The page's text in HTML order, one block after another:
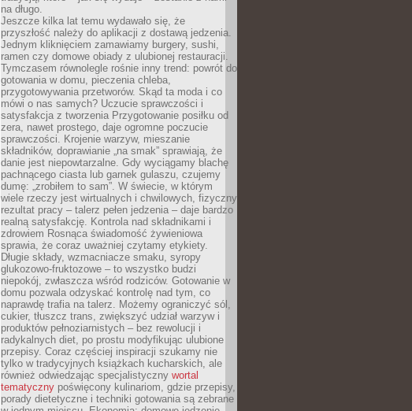
na długo.
Jeszcze kilka lat temu wydawało się, że
przyszłość należy do aplikacji z dostawą jedzenia.
Jednym kliknięciem zamawiamy burgery, sushi,
ramen czy domowe obiady z ulubionej restauracji.
Tymczasem równolegle rośnie inny trend: powrót do
gotowania w domu, pieczenia chleba,
przygotowywania przetworów. Skąd ta moda i co
mówi o nas samych? Uczucie sprawczości i
satysfakcja z tworzenia Przygotowanie posiłku od
zera, nawet prostego, daje ogromne poczucie
sprawczości. Krojenie warzyw, mieszanie
składników, doprawianie „na smak” sprawiają, że
danie jest niepowtarzalne. Gdy wyciągamy blachę
pachnącego ciasta lub garnek gulaszu, czujemy
dumę: „zrobiłem to sam”. W świecie, w którym
wiele rzeczy jest wirtualnych i chwilowych, fizyczny
rezultat pracy – talerz pełen jedzenia – daje bardzo
realną satysfakcję. Kontrola nad składnikami i
zdrowiem Rosnąca świadomość żywieniowa
sprawia, że coraz uważniej czytamy etykiety.
Długie składy, wzmacniacze smaku, syropy
glukozowo-fruktozowe – to wszystko budzi
niepokój, zwłaszcza wśród rodziców. Gotowanie w
domu pozwala odzyskać kontrolę nad tym, co
naprawdę trafia na talerz. Możemy ograniczyć sól,
cukier, tłuszcz trans, zwiększyć udział warzyw i
produktów pełnoziarnistych – bez rewolucji i
radykalnych diet, po prostu modyfikując ulubione
przepisy. Coraz częściej inspiracji szukamy nie
tylko w tradycyjnych książkach kucharskich, ale
również odwiedzając specjalistyczny wortal
tematyczny poświęcony kulinariom, gdzie przepisy,
porady dietetyczne i techniki gotowania są zebrane